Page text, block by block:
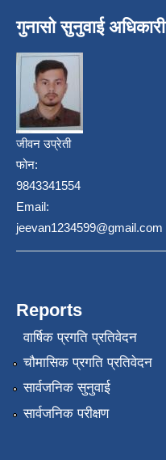
गुनासो सुनुवाई अधिकारी
जीवन उप्रेती
फोन:
9843341554
Email:
jeevan1234599@gmail.com
Reports
वार्षिक प्रगति प्रतिवेदन
चौमासिक प्रगति प्रतिवेदन
सार्वजनिक सुनुवाई
सार्वजनिक परीक्षण